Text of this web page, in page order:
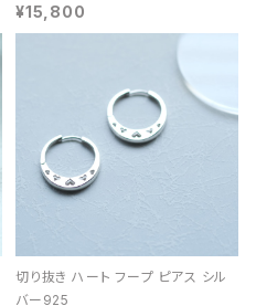
¥15,800
切り抜き ハート フープ ピアス シル
バー925